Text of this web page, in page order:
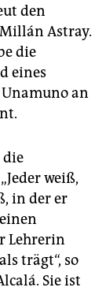
den
Astray.
die
eines
an
die
weiß,
in der er
Lehrerin
trägt“, so
Sie ist